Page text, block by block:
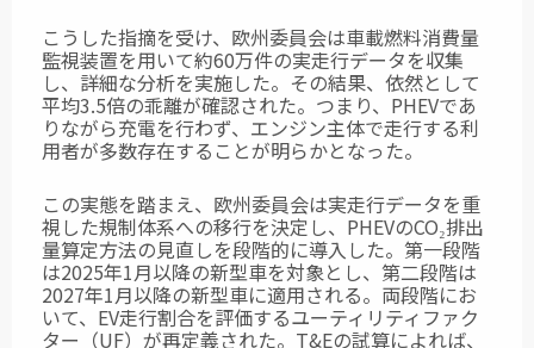
こうした指摘を受け、欧州委員会は車載燃料消費量
監視装置を用いて約60万件の実走行データを収集
し、詳細な分析を実施した。その結果、依然として
平均3.5倍の乖離が確認された。つまり、PHEVであ
りながら充電を行わず、エンジン主体で走行する利
用者が多数存在することが明らかとなった。
この実態を踏まえ、欧州委員会は実走行データを重
視した規制体系への移行を決定し、PHEVのCO₂排出
量算定方法の見直しを段階的に導入した。第一段階
は2025年1月以降の新型車を対象とし、第二段階は
2027年1月以降の新型車に適用される。両段階にお
いて、 EV走行割合を評価するユーティリティファク
ター（UF）が再定義された。T&Eの試算によれば、